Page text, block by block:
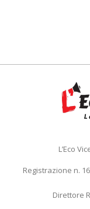
L’Eco
Registrazione n.
Direttore